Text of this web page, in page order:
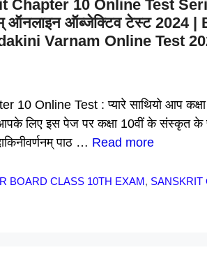
10 Online Test Series
ऑनलाइन ऑब्जेक्टिव टेस्ट
Varnam Online Test
Online Test : प्यारे साथियो आप कक्षा
लिए इस पेज पर कक्षा 10वीं के संस्कृत के
पाठ … Read more
BOARD CLASS 10TH EXAM, SANSKRIT